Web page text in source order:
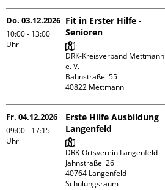
Do. 03.12.2026
10:00 - 13:00
Uhr
Fit in Erster Hilfe -
Senioren
DRK-Kreisverband Mettmann
e. V.
Bahnstraße  55
Fr. 04.12.2026
09:00 - 17:15
Uhr
Erste Hilfe Ausbildung
Langenfeld
DRK-Ortsverein Langenfeld
Jahnstraße  26
40764 Langenfeld
Schulungsraum